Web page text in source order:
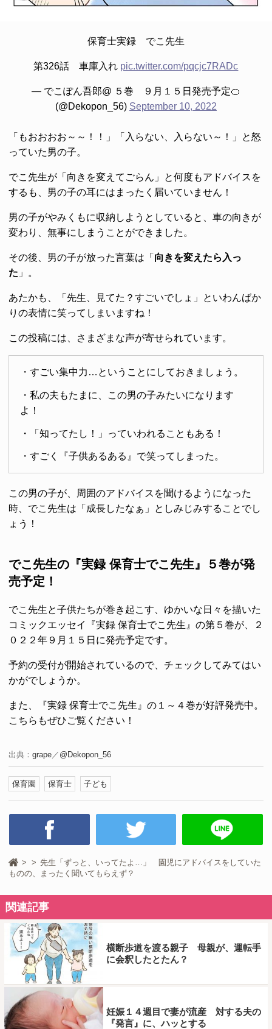
保育士実録 でこ先生
第326話 車庫入れ pic.twitter.com/pqcjc7RADc
— でこぽん吾郎@ ５巻 ９月１５日発売予定🍊
(@Dekopon_56) September 10, 2022
「もおおおお～～！！」「入らない、入らない～！」と怒
っていた男の子。
でこ先生が「向きを変えてごらん」と何度もアドバイスを
するも、男の子の耳にはまったく届いていません！
男の子がやみくもに収納しようとしていると、車の向きが
変わり、無事にしまうことができました。
その後、男の子が放った言葉は「 向きを変えたら入っ
た 」。
あたかも、「先生、見てた？すごいでしょ」といわんばか
りの表情に笑ってしまいますね！
この投稿には、さまざまな声が寄せられています。
・すごい集中力…ということにしておきましょう。
・私の夫もたまに、この男の子みたいになります
よ！
・「知ってたし！」っていわれることもある！
・すごく『子供あるある』で笑ってしまった。
この男の子が、周囲のアドバイスを聞けるようになった
時、でこ先生は「成長したなぁ」としみじみすることでし
ょう！
でこ先生の『実録 保育士でこ先生』５巻が発
売予定！
でこ先生と子供たちが巻き起こす、ゆかいな日々を描いた
コミックエッセイ『実録 保育士でこ先生』の第５巻が、２
０２２年９月１５日に発売予定です。
予約の受付が開始されているので、チェックしてみてはい
かがでしょうか。
また、『実録 保育士でこ先生』の１～４巻が好評発売中。
こちらもぜひご覧ください！
出典： grape ／ @Dekopon_56
保育園 保育士 子ども
先生「ずっと、いってたよ…」 園児にアドバイスをしていた
ものの、まったく聞いてもらえず？
関連記事
横断歩道を渡る親子 母親が、運転手
に会釈したとたん？
妊娠１４週目で妻が流産 対する夫の
『発言』に、ハッとする